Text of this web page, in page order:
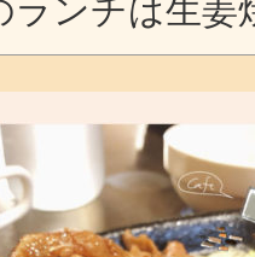
ランチは生姜